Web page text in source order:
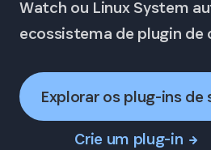
Watch ou Linux System
ecossistema de plugin de
Explorar os plug-ins de
Crie um plug-in